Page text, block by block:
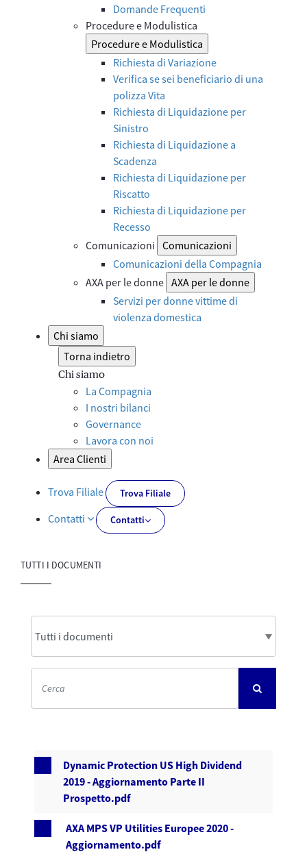
Domande Frequenti
Procedure e Modulistica
Procedure e Modulistica
Richiesta di Variazione
Verifica se sei beneficiario di una
polizza Vita
Richiesta di Liquidazione per
Sinistro
Richiesta di Liquidazione a
Scadenza
Richiesta di Liquidazione per
Riscatto
Richiesta di Liquidazione per
Recesso
Comunicazioni Comunicazioni
Comunicazioni della Compagnia
AXA per le donne AXA per le donne
Servizi per donne vittime di
violenza domestica
Chi siamo
Torna indietro
Chi siamo
La Compagnia
I nostri bilanci
Governance
Lavora con noi
Area Clienti
Trova Filiale Trova Filiale
Contatti Contatti
TUTTI I DOCUMENTI
Dynamic Protection US High Dividend
2019 - Aggiornamento Parte II
Prospetto.pdf
AXA MPS VP Utilities Europee 2020 -
Aggiornamento.pdf